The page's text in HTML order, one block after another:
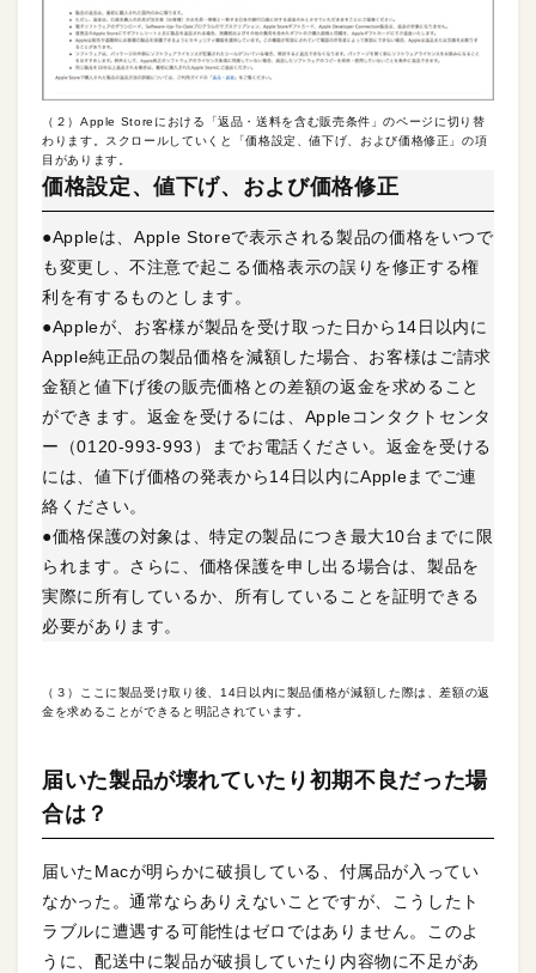
（２）Apple Storeにおける「返品・送料を含む販売条件」のページに切り替
わります。スクロールしていくと「価格設定、値下げ、および価格修正」の項
目があります。
価格設定、値下げ、および価格修正
●Appleは、Apple Storeで表示される製品の価格をいつで
も変更し、不注意で起こる価格表示の誤りを修正する権
利を有するものとします。
●Appleが、お客様が製品を受け取った日から14日以内に
Apple純正品の製品価格を減額した場合、お客様はご請求
金額と値下げ後の販売価格との差額の返金を求めること
ができます。返金を受けるには、Appleコンタクトセンタ
ー（0120-993-993）までお電話ください。返金を受ける
には、値下げ価格の発表から14日以内にAppleまでご連
絡ください。
●価格保護の対象は、特定の製品につき最大10台までに限
られます。さらに、価格保護を申し出る場合は、製品を
実際に所有しているか、所有していることを証明できる
必要があります。
（３）ここに製品受け取り後、14日以内に製品価格が減額した際は、差額の返
金を求めることができると明記されています。
届いた製品が壊れていたり初期不良だった場
合は？
届いたMacが明らかに破損している、付属品が入ってい
なかった。通常ならありえないことですが、こうしたト
ラブルに遭遇する可能性はゼロではありません。このよ
うに、配送中に製品が破損していたり内容物に不足があ